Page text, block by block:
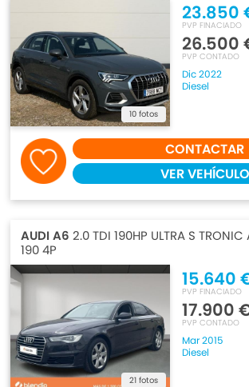
10 fotos
23.850
PVP FINACIADO
26.500
PVP CONTADO
Dic 2022
Diesel
CONTACTAR
VER VEHÍCULO
AUDI A6 2.0 TDI 190HP ULTRA S
190 4P
21 fotos
15.640
PVP FINACIADO
17.900
PVP CONTADO
Mar 2015
Diesel